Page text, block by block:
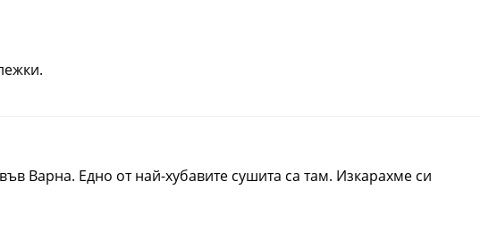
Варна. Едно от най-хубавите сушита са там. Изкарахме си